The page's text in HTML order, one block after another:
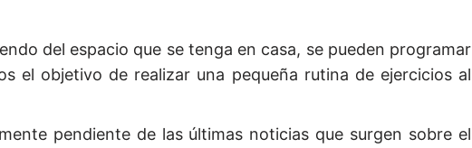
del espacio que se tenga en casa, se pueden programar
el objetivo de realizar una pequeña rutina de ejercicios al
pendiente de las últimas noticias que surgen sobre el